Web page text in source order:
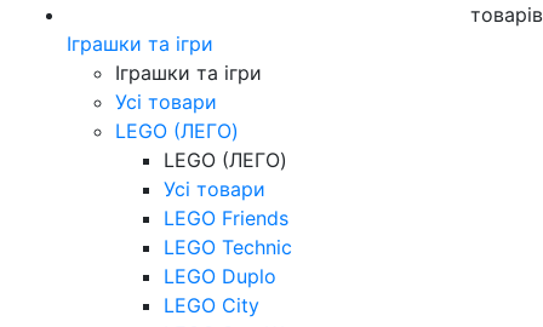
Іграшки та ігри
Іграшки та ігри
Усі товари
LEGO (ЛЕГО)
LEGO (ЛЕГО)
Усі товари
LEGO Friends
LEGO Technic
LEGO Duplo
LEGO City
товарів